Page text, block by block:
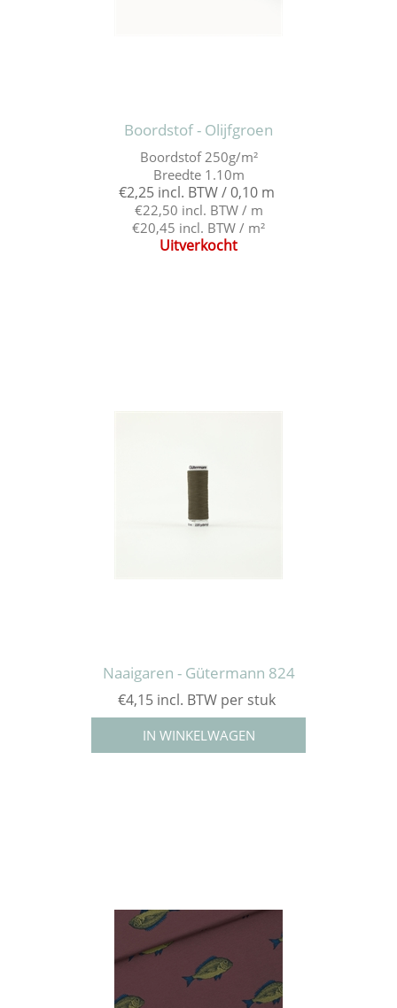
Boordstof - Olijfgroen
Boordstof 250g/m²
Breedte 1.10m
€2,25 incl. BTW / 0,10 m
€22,50 incl. BTW / m
€20,45 incl. BTW / m²
Uitverkocht
Naaigaren - Gütermann 824
€4,15 incl. BTW per stuk